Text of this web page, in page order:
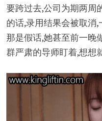
要跨过去,公司为期两周
的话,录用结果会被取消
那是假话,她甚至前一晚
群严肃的导师盯着,想想